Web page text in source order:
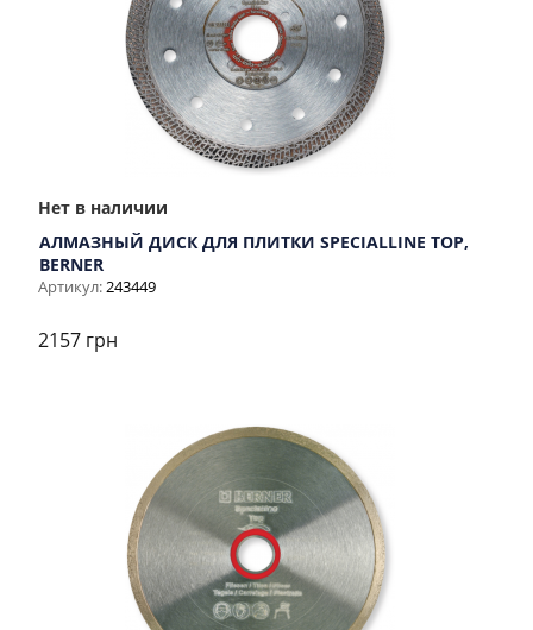
Нет в наличии
АЛМАЗНЫЙ ДИСК ДЛЯ ПЛИТКИ SPECIALLINE TOP,
BERNER
Артикул:243449
2157 грн